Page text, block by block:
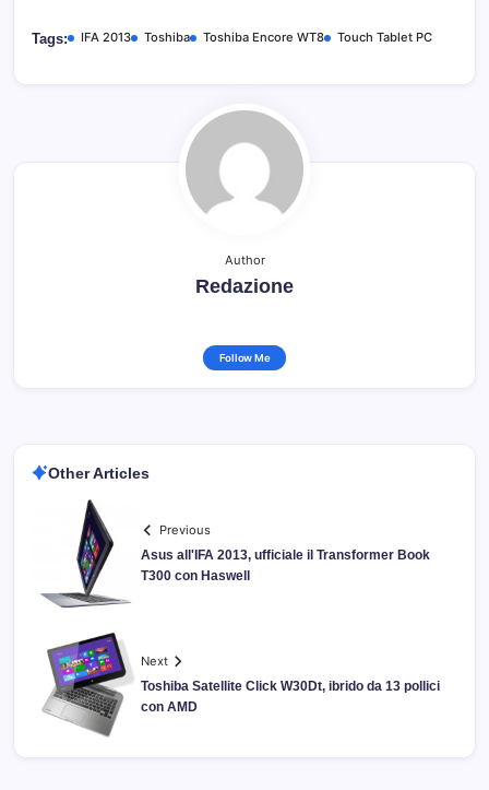
Tags: IFA 2013 Toshiba Toshiba Encore WT8 Touch Tablet PC
Author
Redazione
Follow Me
Other Articles
Previous
Asus all'IFA 2013, ufficiale il Transformer Book
T300 con Haswell
Next
Toshiba Satellite Click W30Dt, ibrido da 13 pollici
con AMD